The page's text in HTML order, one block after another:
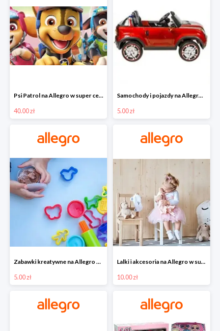
Psi Patrol na Allegro w super cenach od 40 zł
40.00 zł
Samochody i pojazdy na Allegro w super cenach od 5 zł
5.00 zł
Zabawki kreatywne na Allegro w super cenach od 5 zł
5.00 zł
Lalki i akcesoria na Allegro w super cenach od 10 zł
10.00 zł